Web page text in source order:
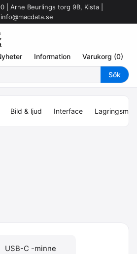
| Arne Beurlings torg 9B, Kista |
info@macdata.se
Information Varukorg (0)
Bild & ljud Interface